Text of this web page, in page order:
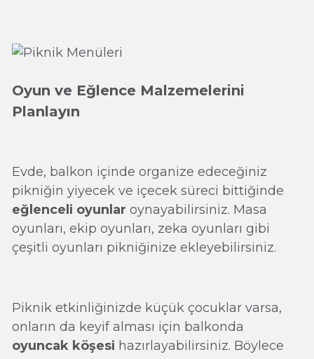
Oyun ve Eğlence Malzemelerini
Planlayın
Evde, balkon içinde organize edeceğiniz
pikniğin yiyecek ve içecek süreci bittiğinde
eğlenceli oyunlar oynayabilirsiniz. Masa
oyunları, ekip oyunları, zeka oyunları gibi
çeşitli oyunları pikniğinize ekleyebilirsiniz.
Piknik etkinliğinizde küçük çocuklar varsa,
onların da keyif alması için balkonda
oyuncak köşesi hazırlayabilirsiniz. Böylece